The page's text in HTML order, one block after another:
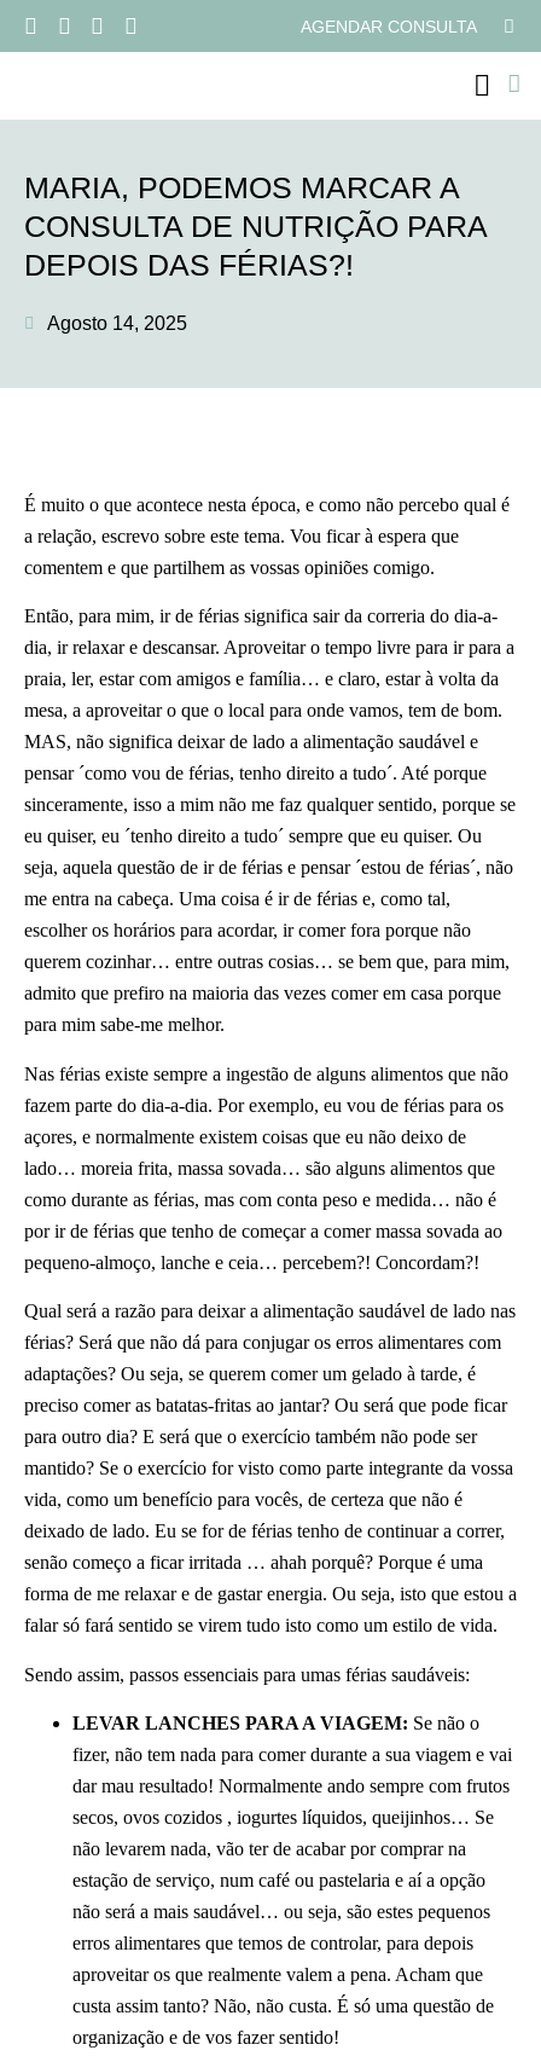
AGENDAR CONSULTA
MARIA, PODEMOS MARCAR A
CONSULTA DE NUTRIÇÃO PARA
DEPOIS DAS FÉRIAS?!
Agosto 14, 2025
É muito o que acontece nesta época, e como não percebo qual é
a relação, escrevo sobre este tema. Vou ficar à espera que
comentem e que partilhem as vossas opiniões comigo.
Então, para mim, ir de férias significa sair da correria do dia-a-
dia, ir relaxar e descansar. Aproveitar o tempo livre para ir para a
praia, ler, estar com amigos e família… e claro, estar à volta da
mesa, a aproveitar o que o local para onde vamos, tem de bom.
MAS, não significa deixar de lado a alimentação saudável e
pensar ´como vou de férias, tenho direito a tudo´. Até porque
sinceramente, isso a mim não me faz qualquer sentido, porque se
eu quiser, eu ´tenho direito a tudo´ sempre que eu quiser. Ou
seja, aquela questão de ir de férias e pensar ´estou de férias´, não
me entra na cabeça. Uma coisa é ir de férias e, como tal,
escolher os horários para acordar, ir comer fora porque não
querem cozinhar… entre outras cosias… se bem que, para mim,
admito que prefiro na maioria das vezes comer em casa porque
para mim sabe-me melhor.
Nas férias existe sempre a ingestão de alguns alimentos que não
fazem parte do dia-a-dia. Por exemplo, eu vou de férias para os
açores, e normalmente existem coisas que eu não deixo de
lado… moreia frita, massa sovada… são alguns alimentos que
como durante as férias, mas com conta peso e medida… não é
por ir de férias que tenho de começar a comer massa sovada ao
pequeno-almoço, lanche e ceia… percebem?! Concordam?!
Qual será a razão para deixar a alimentação saudável de lado nas
férias? Será que não dá para conjugar os erros alimentares com
adaptações? Ou seja, se querem comer um gelado à tarde, é
preciso comer as batatas-fritas ao jantar? Ou será que pode ficar
para outro dia? E será que o exercício também não pode ser
mantido? Se o exercício for visto como parte integrante da vossa
vida, como um benefício para vocês, de certeza que não é
deixado de lado. Eu se for de férias tenho de continuar a correr,
senão começo a ficar irritada … ahah porquê? Porque é uma
forma de me relaxar e de gastar energia. Ou seja, isto que estou a
falar só fará sentido se virem tudo isto como um estilo de vida.
Sendo assim, passos essenciais para umas férias saudáveis:
LEVAR LANCHES PARA A VIAGEM: Se não o
fizer, não tem nada para comer durante a sua viagem e vai
dar mau resultado! Normalmente ando sempre com frutos
secos, ovos cozidos , iogurtes líquidos, queijinhos… Se
não levarem nada, vão ter de acabar por comprar na
estação de serviço, num café ou pastelaria e aí a opção
não será a mais saudável… ou seja, são estes pequenos
erros alimentares que temos de controlar, para depois
aproveitar os que realmente valem a pena. Acham que
custa assim tanto? Não, não custa. É só uma questão de
organização e de vos fazer sentido!